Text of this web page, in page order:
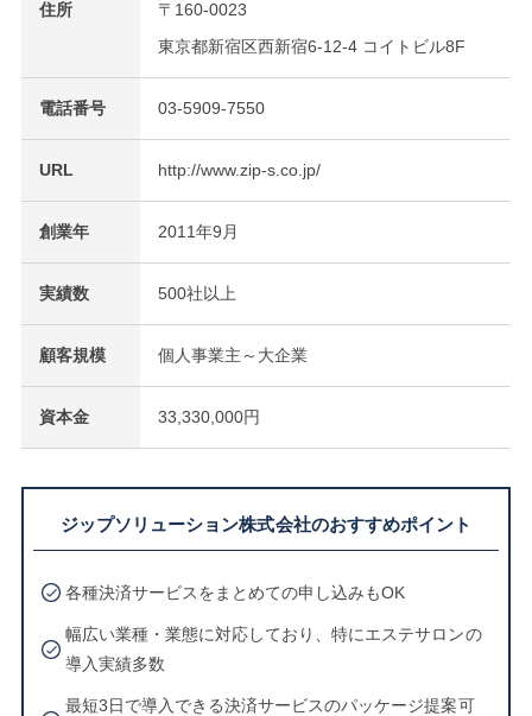
住所
〒160-0023
東京都新宿区西新宿6-12-4 コイトビル8F
電話番号 03-5909-7550
URL http://www.zip-s.co.jp/
創業年 2011年9月
実績数 500社以上
顧客規模 個人事業主～大企業
資本金 33,330,000円
ジップソリューション株式会社のおすすめポイント
各種決済サービスをまとめての申し込みもOK
幅広い業種・業態に対応しており、特にエステサロンの
導入実績多数
最短3日で導入できる決済サービスのパッケージ提案可